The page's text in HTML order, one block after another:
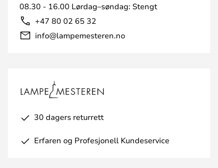
08.30 - 16.00 Lørdag–søndag: Stengt
+47 80 02 65 32
info@lampemesteren.no
30 dagers returrett
Erfaren og Profesjonell Kundeservice